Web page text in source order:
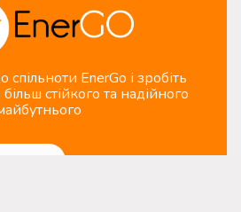
EnerGo і зробіть
стійкого та надійного